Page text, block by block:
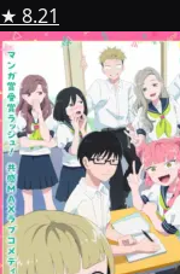
★ 8.21